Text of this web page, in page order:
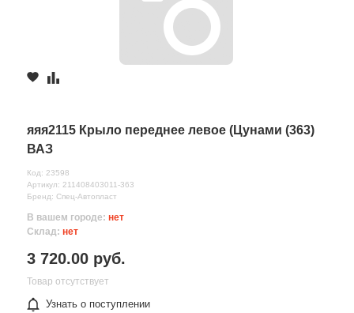
яяя2115 Крыло переднее левое (Цунами (363)
ВАЗ
Код: 23598
Артикул: 211408403011-363
Бренд: Спец-Автопласт
В вашем городе: нет
Склад: нет
3 720.00 руб.
Товар отсутствует
Узнать о поступлении